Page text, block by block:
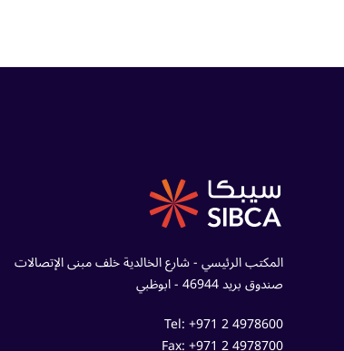
المكتب الرئيسي - شارع الخالدية خلف مبنى الإتصالات
صندوق بريد 46944 - ابوظبي
Tel: +971 2 4978600